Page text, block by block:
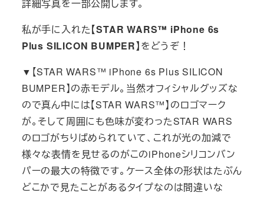
詳細写真を一部公開します。
私が手に入れた【STAR WARS™ iPhone 6s
Plus SILICON BUMPER】をどうぞ！
▼【STAR WARS™ iPhone 6s Plus SILICON
BUMPER】の赤モデル。当然オフィシャルグッズな
ので真ん中には【STAR WARS™】のロゴマーク
が。そして周囲にも色味が変わったSTAR WARS
のロゴがちりばめられていて、これが光の加減で
様々な表情を見せるのがこのiPhoneシリコンバン
パーの最大の特徴です。ケース全体の形状はたぶん
どこかで見たことがあるタイプなのは間違いな